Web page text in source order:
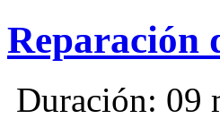
Reparación
Duración: 09